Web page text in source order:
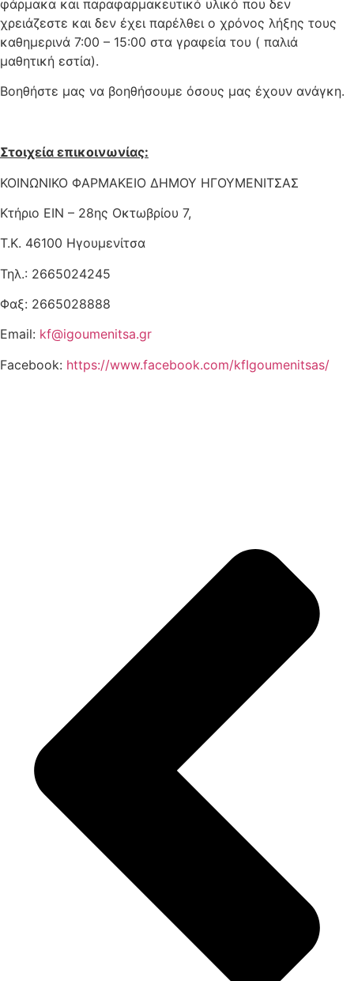
φάρμακα και παραφαρμακευτικό υλικό που δεν
χρειάζεστε και δεν έχει παρέλθει ο χρόνος λήξης τους
καθημερινά 7:00 – 15:00 στα γραφεία του ( παλιά
μαθητική εστία).
Βοηθήστε μας να βοηθήσουμε όσους μας έχουν ανάγκη.
Στοιχεία επικοινωνίας:
ΚΟΙΝΩΝΙΚΟ ΦΑΡΜΑΚΕΙΟ ΔΗΜΟΥ ΗΓΟΥΜΕΝΙΤΣΑΣ
Κτήριο ΕΙΝ – 28ης Οκτωβρίου 7,
Τ.Κ. 46100 Ηγουμενίτσα
Τηλ.: 2665024245
Φαξ: 2665028888
Email: kf@igoumenitsa.gr
Facebook: https://www.facebook.com/kfIgoumenitsas/